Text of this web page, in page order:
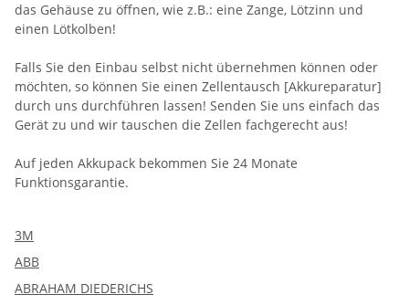
das Gehäuse zu öffnen, wie z.B.: eine Zange, Lötzinn und
einen Lötkolben!
Falls Sie den Einbau selbst nicht übernehmen können oder
möchten, so können Sie einen Zellentausch [Akkureparatur]
durch uns durchführen lassen! Senden Sie uns einfach das
Gerät zu und wir tauschen die Zellen fachgerecht aus!
Auf jeden Akkupack bekommen Sie 24 Monate
Funktionsgarantie.
3M
ABB
ABRAHAM DIEDERICHS